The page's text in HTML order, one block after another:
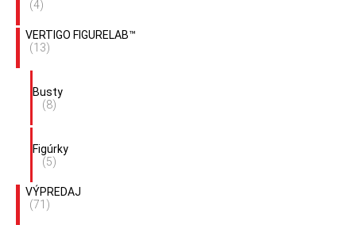
(4)
VERTIGO FIGURELAB™
(13)
Busty
(8)
Figúrky
(5)
VÝPREDAJ
(71)